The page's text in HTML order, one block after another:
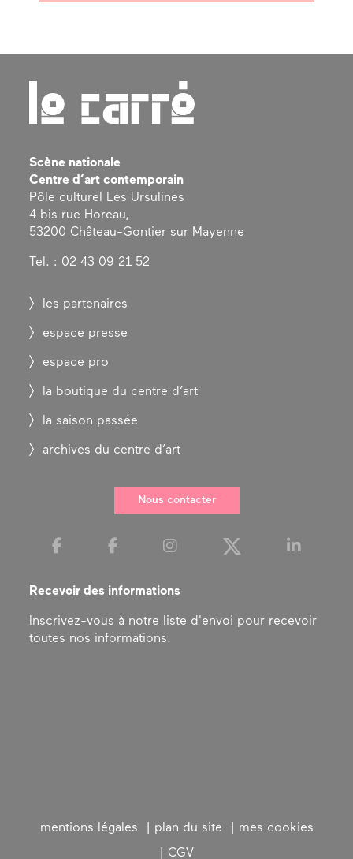
Scène nationale
Centre d’art contemporain
Pôle culturel Les Ursulines
4 bis rue Horeau,
53200 Château-Gontier sur Mayenne
Tel. : 02 43 09 21 52
les partenaires
espace presse
espace pro
la boutique du centre d’art
la saison passée
archives du centre d’art
Nous contacter
Recevoir des informations
Inscrivez-vous à notre liste d'envoi pour recevoir
toutes nos informations.
mentions légales plan du site
mes cookies
CGV